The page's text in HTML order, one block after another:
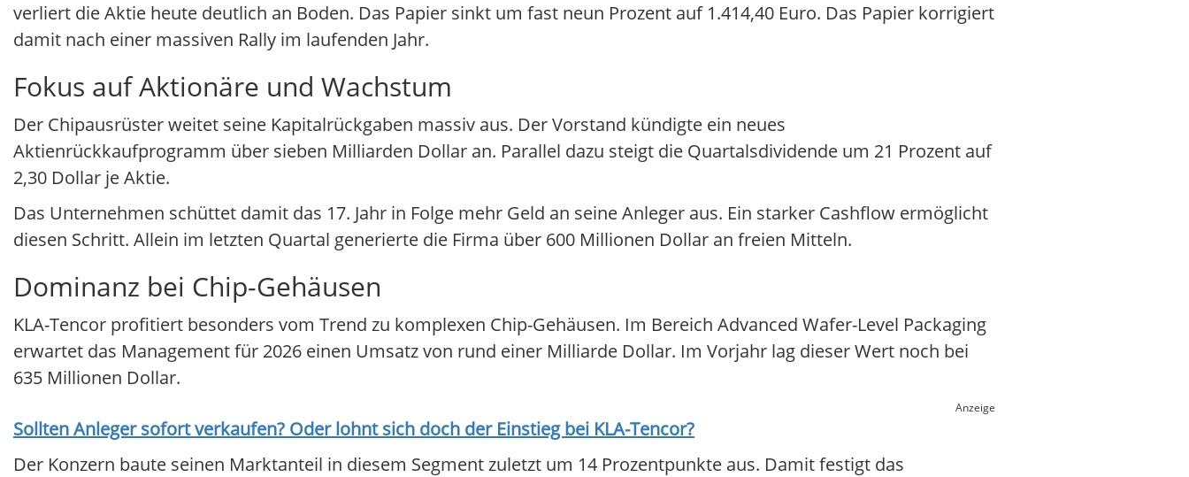
verliert die Aktie heute deutlich an Boden. Das Papier sinkt um fast neun Prozent auf 1.414,40 Euro. Das Papier korrigiert
damit nach einer massiven Rally im laufenden Jahr.
Fokus auf Aktionäre und Wachstum
Der Chipausrüster weitet seine Kapitalrückgaben massiv aus. Der Vorstand kündigte ein neues
Aktienrückkaufprogramm über sieben Milliarden Dollar an. Parallel dazu steigt die Quartalsdividende um 21 Prozent auf
2,30 Dollar je Aktie.
Das Unternehmen schüttet damit das 17. Jahr in Folge mehr Geld an seine Anleger aus. Ein starker Cashflow ermöglicht
diesen Schritt. Allein im letzten Quartal generierte die Firma über 600 Millionen Dollar an freien Mitteln.
Dominanz bei Chip-Gehäusen
KLA-Tencor profitiert besonders vom Trend zu komplexen Chip-Gehäusen. Im Bereich Advanced Wafer-Level Packaging
erwartet das Management für 2026 einen Umsatz von rund einer Milliarde Dollar. Im Vorjahr lag dieser Wert noch bei
635 Millionen Dollar.
Anzeige
Sollten Anleger sofort verkaufen? Oder lohnt sich doch der Einstieg bei KLA-Tencor?
Der Konzern baute seinen Marktanteil in diesem Segment zuletzt um 14 Prozentpunkte aus. Damit festigt das